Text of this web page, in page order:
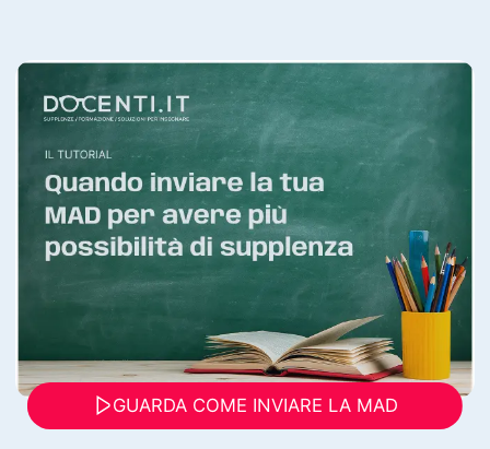
GUARDA COME INVIARE LA MAD